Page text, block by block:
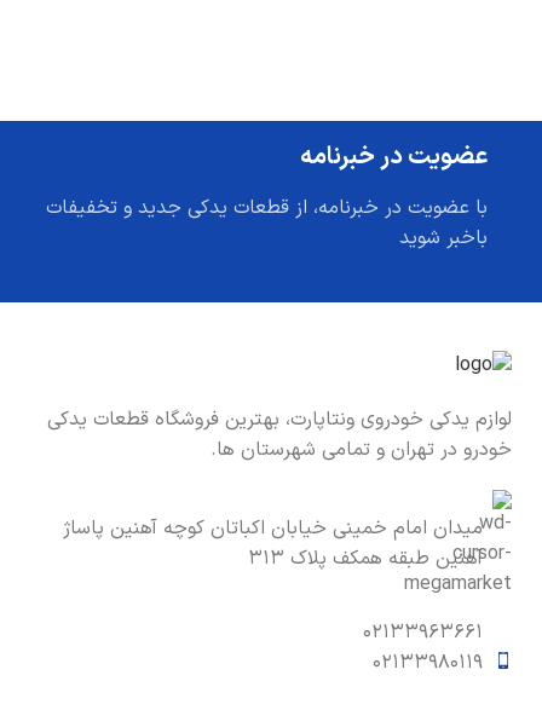
عضویت در خبرنامه
با عضویت در خبرنامه، از قطعات یدکی جدید و تخفیفات
باخبر شوید
لوازم یدکی خودروی ونتاپارت، بهترین فروشگاه قطعات یدکی
خودرو در تهران و تمامی شهرستان ها.
میدان امام خمینی خیابان اکباتان کوچه آهنین پاساژ
آهنین طبقه همکف پلاک ۳۱۳
۰۲۱۳۳۹۶۳۶۶۱
۰۲۱۳۳۹۸۰۱۱۹